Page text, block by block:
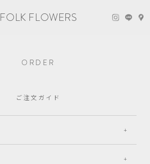
FOLK FLOWERS
ORDER
ご注文ガイド